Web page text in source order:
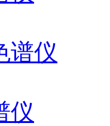
谱仪
仪